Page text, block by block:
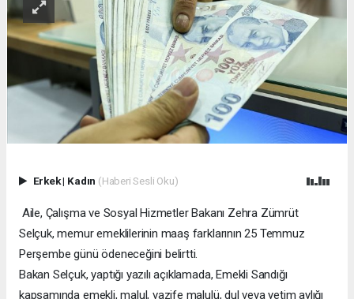
Erkek| Kadın (Haberi Sesli Oku)
Aile, Çalışma ve Sosyal Hizmetler Bakanı Zehra Zümrüt
Selçuk, memur emeklilerinin maaş farklarının 25 Temmuz
Perşembe günü ödeneceğini belirtti.
Bakan Selçuk, yaptığı yazılı açıklamada, Emekli Sandığı
kapsamında emekli, malul, vazife malulü, dul veya yetim aylığı